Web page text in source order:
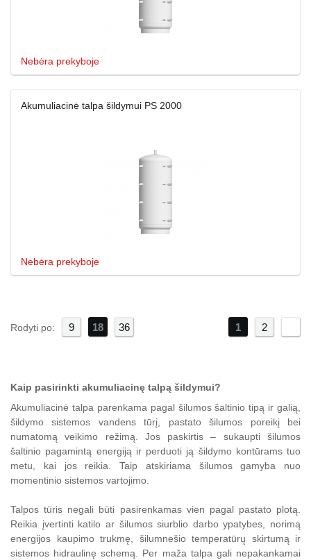
Nebėra prekyboje
Akumuliacinė talpa šildymui PS 2000
Nebėra prekyboje
Rodyti po: 9 18 36 1 2
Kaip pasirinkti akumuliacinę talpą šildymui?
Akumuliacinė talpa parenkama pagal šilumos šaltinio tipą ir galią,
šildymo sistemos vandens tūrį, pastato šilumos poreikį bei
numatomą veikimo režimą. Jos paskirtis – sukaupti šilumos
šaltinio pagamintą energiją ir perduoti ją šildymo kontūrams tuo
metu, kai jos reikia. Taip atskiriama šilumos gamyba nuo
momentinio sistemos vartojimo.
Talpos tūris negali būti pasirenkamas vien pagal pastato plotą.
Reikia įvertinti katilo ar šilumos siurblio darbo ypatybes, norimą
energijos kaupimo trukmę, šilumnešio temperatūrų skirtumą ir
sistemos hidraulinę schemą. Per maža talpa gali nepakankamai